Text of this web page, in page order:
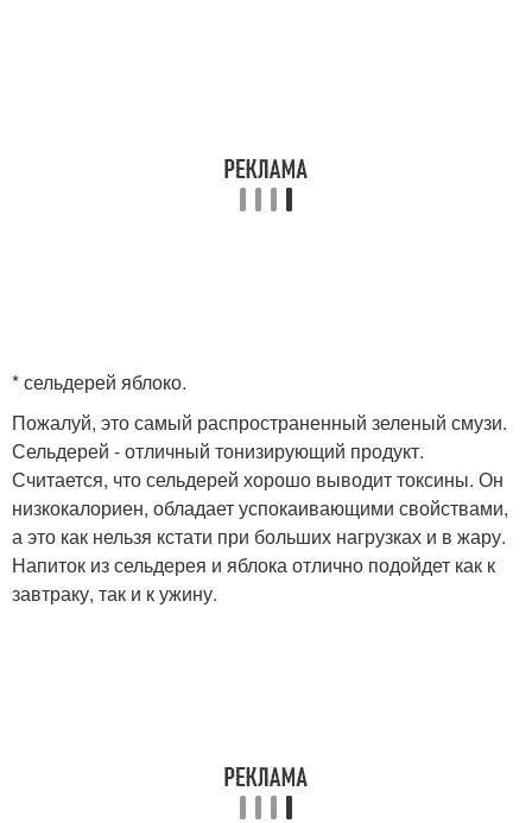
* сельдерей яблоко.
Пожалуй, это самый распространенный зеленый смузи.
Сельдерей - отличный тонизирующий продукт.
Считается, что сельдерей хорошо выводит токсины. Он
низкокалориен, обладает успокаивающими свойствами,
а это как нельзя кстати при больших нагрузках и в жару.
Напиток из сельдерея и яблока отлично подойдет как к
завтраку, так и к ужину.